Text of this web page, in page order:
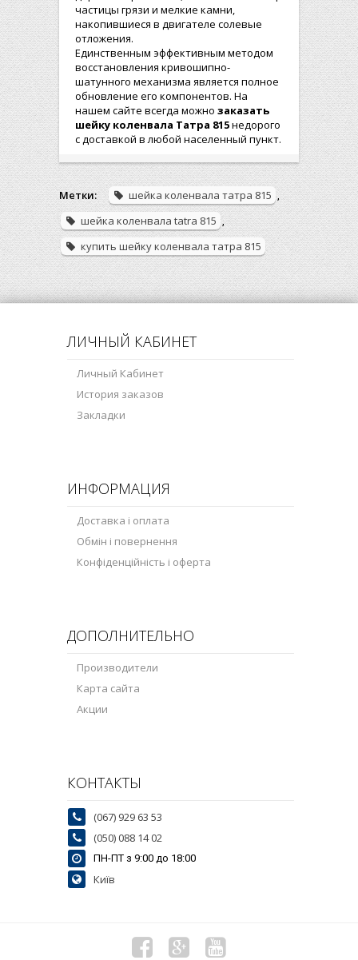
частицы грязи и мелкие камни,
накопившиеся в двигателе солевые
отложения.
Единственным эффективным методом
восстановления кривошипно-
шатунного механизма является полное
обновление его компонентов. На
нашем сайте всегда можно заказать
шейку коленвала Татра 815недорого
с доставкой в любой населенный пункт.
Метки: шейка коленвала татра 815 ,
шейка коленвала tatra 815 ,
купить шейку коленвала татра 815
ЛИЧНЫЙ КАБИНЕТ
Личный Кабинет
История заказов
Закладки
ИНФОРМАЦИЯ
Доставка і оплата
Обмін і повернення
Конфіденційність і оферта
ДОПОЛНИТЕЛЬНО
Производители
Карта сайта
Акции
КОНТАКТЫ
(067) 929 63 53
(050) 088 14 02
ПН-ПТ з 9:00 до 18:00
Київ